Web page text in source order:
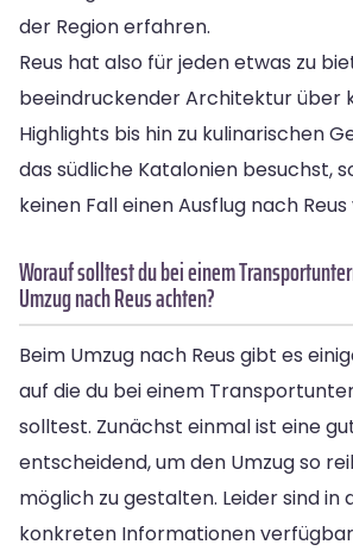
der Region erfahren.
Reus hat also für jeden etwas zu
beeindruckender Architektur über
Highlights bis hin zu kulinarischen
das südliche Katalonien besuchst,
keinen Fall einen Ausflug nach
Worauf solltest du bei einem
Umzug nach Reus achten?
Beim Umzug nach Reus gibt es
auf die du bei einem
solltest. Zunächst einmal ist eine
entscheidend, um den Umzug so
möglich zu gestalten. Leider sind in
konkreten Informationen